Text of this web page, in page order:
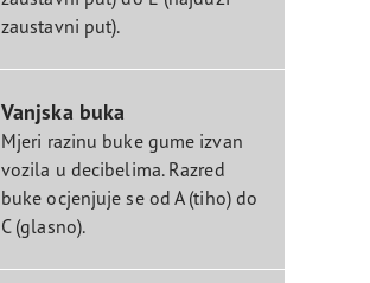
zaustavni put).
Vanjska buka
Mjeri razinu buke gume izvan
vozila u decibelima. Razred
buke ocjenjuje se od A (tiho) do
C (glasno).